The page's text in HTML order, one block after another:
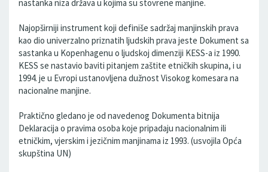
nastanka niza država u kojima su stovrene manjine.
Najopširniji instrument koji definiše sadržaj manjinskih prava
kao dio univerzalno priznatih ljudskih prava jeste Dokument sa
sastanka u Kopenhagenu o ljudskoj dimenziji KESS-a iz 1990.
KESS se nastavio baviti pitanjem zaštite etničkih skupina, i u
1994. je u Evropi ustanovljena dužnost Visokog komesara na
nacionalne manjine.
Praktično gledano je od navedenog Dokumenta bitnija
Deklaracija o pravima osoba koje pripadaju nacionalnim ili
etničkim, vjerskim i jezičnim manjinama iz 1993. (usvojila Opća
skupština UN)